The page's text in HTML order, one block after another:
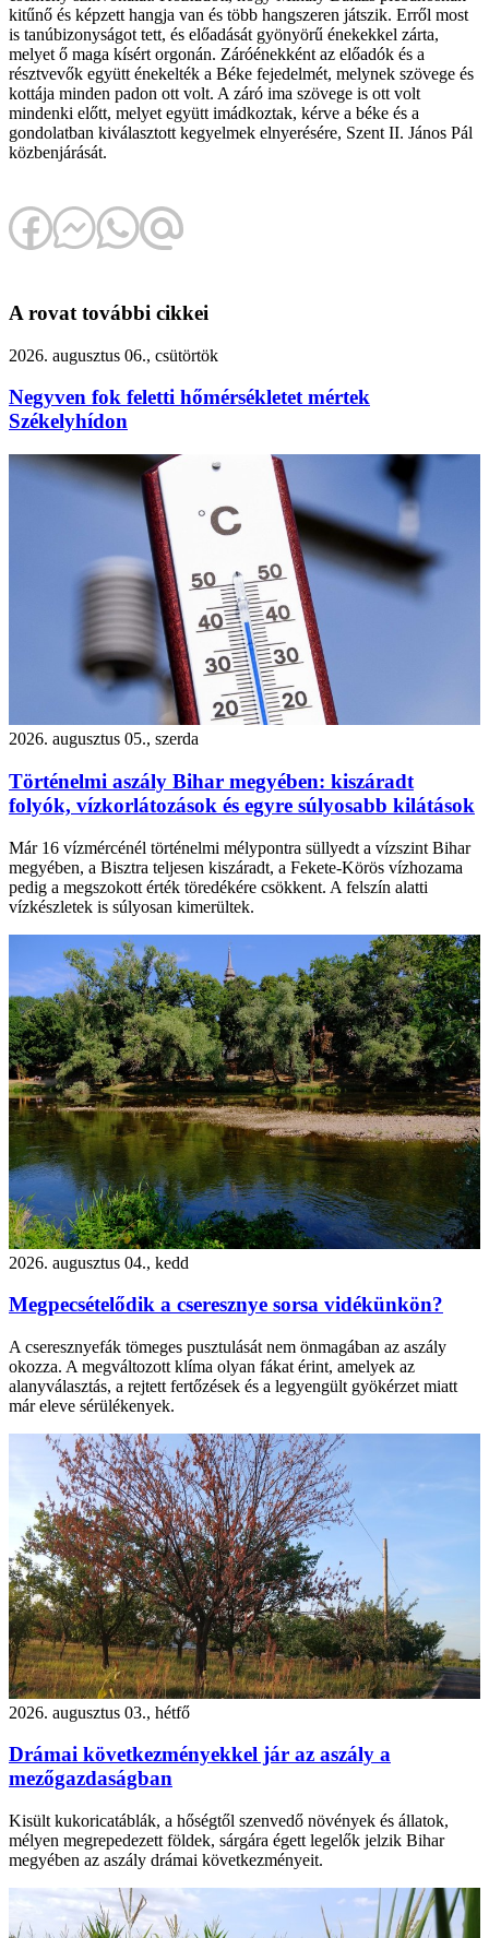
kitűnő és képzett hangja van és több hangszeren játszik. Erről most
is tanúbizonyságot tett, és előadását gyönyörű énekekkel zárta,
melyet ő maga kísért orgonán. Záróénekként az előadók és a
résztvevők együtt énekelték a Béke fejedelmét, melynek szövege és
kottája minden padon ott volt. A záró ima szövege is ott volt
mindenki előtt, melyet együtt imádkoztak, kérve a béke és a
gondolatban kiválasztott kegyelmek elnyerésére, Szent II. János Pál
közbenjárását.
A rovat további cikkei
2026. augusztus 06., csütörtök
Negyven fok feletti hőmérsékletet mértek
Székelyhídon
2026. augusztus 05., szerda
Történelmi aszály Bihar megyében: kiszáradt
folyók, vízkorlátozások és egyre súlyosabb kilátások
Már 16 vízmércénél történelmi mélypontra süllyedt a vízszint Bihar
megyében, a Bisztra teljesen kiszáradt, a Fekete-Körös vízhozama
pedig a megszokott érték töredékére csökkent. A felszín alatti
vízkészletek is súlyosan kimerültek.
2026. augusztus 04., kedd
Megpecsételődik a cseresznye sorsa vidékünkön?
A cseresznyefák tömeges pusztulását nem önmagában az aszály
okozza. A megváltozott klíma olyan fákat érint, amelyek az
alanyválasztás, a rejtett fertőzések és a legyengült gyökérzet miatt
már eleve sérülékenyek.
2026. augusztus 03., hétfő
Drámai következményekkel jár az aszály a
mezőgazdaságban
Kisült kukoricatáblák, a hőségtől szenvedő növények és állatok,
mélyen megrepedezett földek, sárgára égett legelők jelzik Bihar
megyében az aszály drámai következményeit.